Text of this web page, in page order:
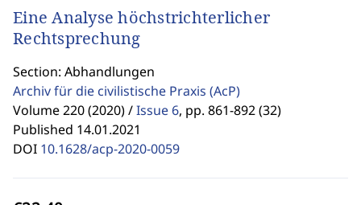
Eine Analyse höchstrichterlicher
Rechtsprechung
Section: Abhandlungen
Archiv für die civilistische Praxis (AcP)
Volume 220 (2020) /Issue 6, pp. 861-892 (32)
Published 14.01.2021
DOI 10.1628/acp-2020-0059